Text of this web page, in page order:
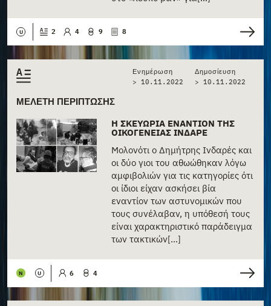
U 2 4 9 8
ΜΕΛΈΤΗ ΠΕΡΊΠΤΩΣΗΣ
Ενημέρωση
> 10.11.2022
Δημοσίευση
> 10.11.2022
Η ΣΚΕΥΩΡΊΑ ΕΝΑΝΤΊΟΝ ΤΗΣ
ΟΙΚΟΓΈΝΕΙΑΣ ΙΝΔΑΡΈ
Μολονότι ο Δημήτρης Ινδαρές και
οι δύο γιοι του αθωώθηκαν λόγω
αμφιβολιών για τις κατηγορίες ότι
οι ίδιοι είχαν ασκήσει βία
εναντίον των αστυνομικών που
τους συνέλαβαν, η υπόθεσή τους
είναι χαρακτηριστικό παράδειγμα
των τακτικών[...]
N U 6 4